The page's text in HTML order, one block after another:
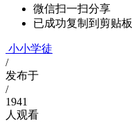
微信扫一扫分享
已成功复制到剪贴板
小小学徒
/
发布于
/
1941
人观看